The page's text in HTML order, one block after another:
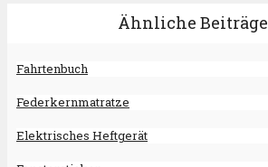
Ähnliche Beiträge
Fahrtenbuch
Federkernmatratze
Elektrisches Heftgerät